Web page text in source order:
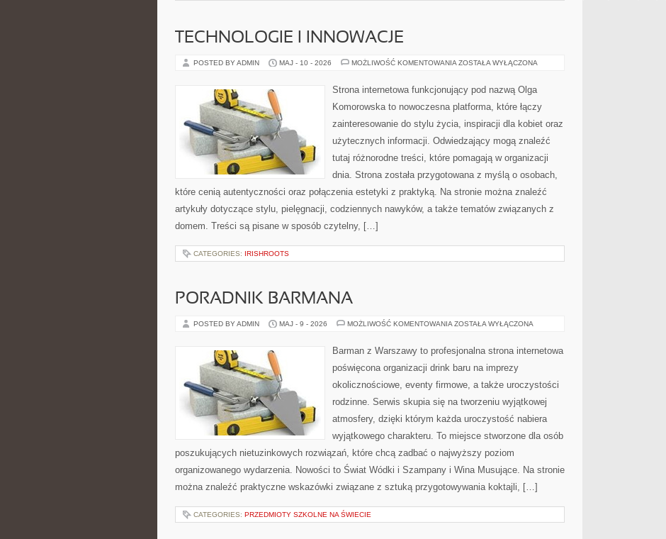
TECHNOLOGIE I INNOWACJE
POSTED BY ADMIN MAJ - 10 - 2026 MOŻLIWOŚĆ KOMENTOWANIA TECHNOLOGIE
ZOSTAŁA WYŁĄCZONA
Strona internetowa funkcjonujący pod nazwą Olga
Komorowska to nowoczesna platforma, które łączy
zainteresowanie do stylu życia, inspiracji dla kobiet oraz
użytecznych informacji. Odwiedzający mogą znaleźć
tutaj różnorodne treści, które pomagają w organizacji
dnia. Strona została przygotowana z myślą o osobach,
które cenią autentyczności oraz połączenia estetyki z praktyką. Na stronie można znaleźć
artykuły dotyczące stylu, pielęgnacji, codziennych nawyków, a także tematów związanych z
domem. Treści są pisane w sposób czytelny, […]
CATEGORIES: IRISHROOTS
PORADNIK BARMANA
POSTED BY ADMIN MAJ - 9 - 2026 MOŻLIWOŚĆ KOMENTOWANIA PORADNIK
ZOSTAŁA WYŁĄCZONA
Barman z Warszawy to profesjonalna strona internetowa
poświęcona organizacji drink baru na imprezy
okolicznościowe, eventy firmowe, a także uroczystości
rodzinne. Serwis skupia się na tworzeniu wyjątkowej
atmosfery, dzięki którym każda uroczystość nabiera
wyjątkowego charakteru. To miejsce stworzone dla osób
poszukujących nietuzinkowych rozwiązań, które chcą zadbać o najwyższy poziom
organizowanego wydarzenia. Nowości to Świat Wódki i Szampany i Wina Musujące. Na stronie
można znaleźć praktyczne wskazówki związane z sztuką przygotowywania koktajli, […]
CATEGORIES: PRZEDMIOTY SZKOLNE NA ŚWIECIE